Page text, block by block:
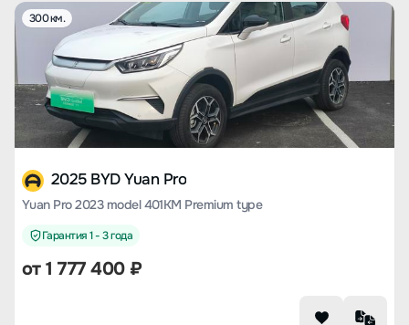
300 км.
2025 BYD Yuan Pro
Yuan Pro 2023 model 401KM Premium type
Гарантия 1 - 3 года
от1 777 400₽